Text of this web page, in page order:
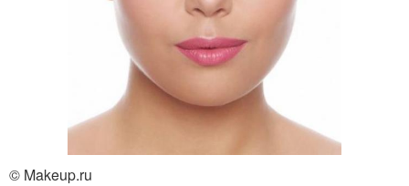
© Makeup.ru